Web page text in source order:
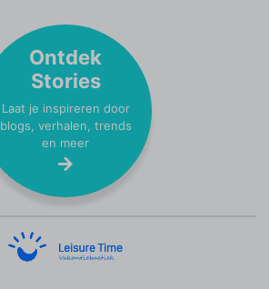
Ontdek
Stories
Laat je inspireren door
blogs, verhalen, trends
en meer